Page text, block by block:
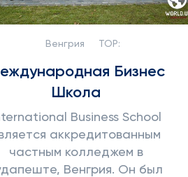
Венгрия TOP:
Бизнес
Школа
Business School
аккредитованным
частным колледжем в
Венгрия. Он был